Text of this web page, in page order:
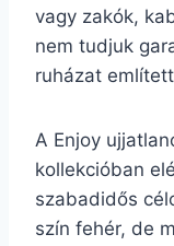
vagy zakók,
nem tudjuk
ruházat
A Enjoy
kollekcióban
szabadidős
szín fehér, de